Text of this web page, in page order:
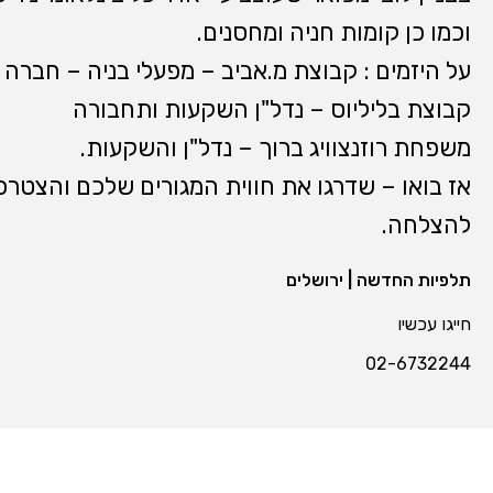
וכמו כן קומות חניה ומחסנים.
על היזמים : קבוצת מ.אביב – מפעלי בניה – חברה
קבוצת בליליוס – נדל"ן השקעות ותחבורה
משפחת רוזנצוויג ברוך – נדל"ן והשקעות.
אז בואו – שדרגו את חווית המגורים שלכם
להצלחה.
תלפיות החדשה | ירושלים
חייגו עכשיו
02-6732244